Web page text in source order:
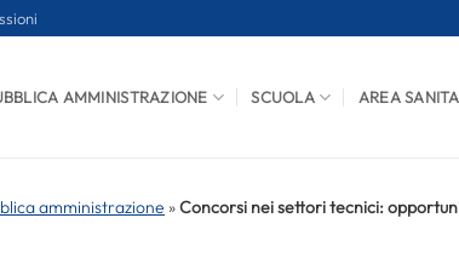
AMMINISTRAZIONE SCUOLA AREA
amministrazione »Concorsi nei settori tecnici: